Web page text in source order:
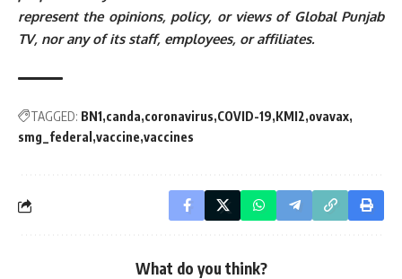
represent the opinions, policy, or views of Global Punjab
TV, nor any of its staff, employees, or affiliates.
TAGGED: BN1 canda coronavirus COVID-19 KMI2 ovavax
smg_federal vaccine vaccines
What do you think?